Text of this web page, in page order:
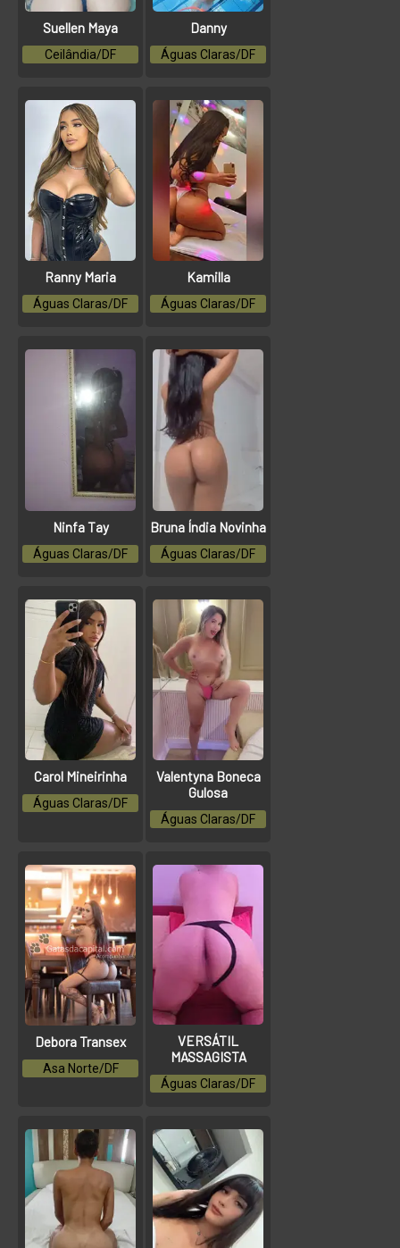
Suellen Maya
Ceilândia/DF
Danny
Águas Claras/DF
Ranny Maria
Águas Claras/DF
Kamilla
Águas Claras/DF
Ninfa Tay
Águas Claras/DF
Bruna Índia Novinha
Águas Claras/DF
Carol Mineirinha
Águas Claras/DF
Valentyna Boneca
Gulosa
Águas Claras/DF
Debora Transex
Asa Norte/DF
VERSÁTIL
MASSAGISTA
Águas Claras/DF